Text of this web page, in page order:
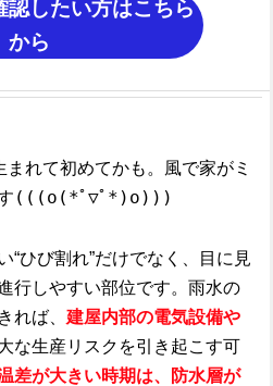
認したい方はこちら
から
れて初めてかも。風で家がミ
す(((o(*ﾟ▽ﾟ*)o)))
“ひび割れ”だけでなく、目に見
行しやすい部位です。雨水の
れば、 建屋内部の電気設備や
な生産リスクを引き起こす可
差が大きい時期は、防水層が